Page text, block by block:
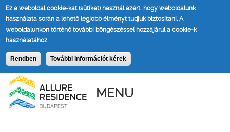
Ez a weboldal cookie-kat (sütiket) használ azért, hogy weboldalunk
használata során a lehető legjobb élményt tudjuk biztosítani. A
weboldalunkon történő további böngészéssel hozzájárul a cookie-k
használatához.
Rendben További információt kérek
MENU